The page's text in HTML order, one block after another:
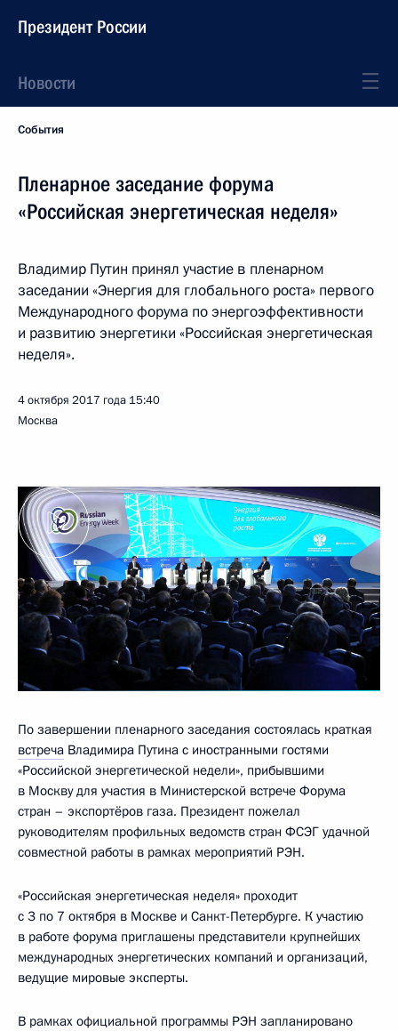
Президент России
Новости
События
Пленарное заседание форума
«Российская энергетическая неделя»
Владимир Путин принял участие в пленарном
заседании «Энергия для глобального роста» первого
Международного форума по энергоэффективности
и развитию энергетики «Российская энергетическая
неделя».
4 октября 2017 года 15:40
Москва
По завершении пленарного заседания состоялась краткая
встреча Владимира Путина с иностранными гостями
«Российской энергетической недели», прибывшими
в Москву для участия в Министерской встрече Форума
стран – экспортёров газа. Президент пожелал
руководителям профильных ведомств стран ФСЭГ удачной
совместной работы в рамках мероприятий РЭН.
«Российская энергетическая неделя» проходит
с 3 по 7 октября в Москве и Санкт-Петербурге. К участию
в работе форума приглашены представители крупнейших
международных энергетических компаний и организаций,
ведущие мировые эксперты.
В рамках официальной программы РЭН запланировано